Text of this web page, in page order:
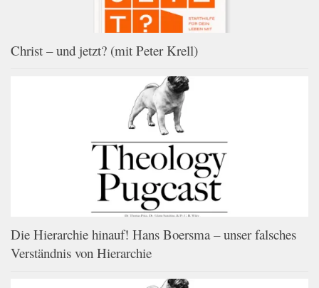
Christ – und jetzt? (mit Peter Krell)
Die Hierarchie hinauf! Hans Boersma – unser falsches
Verständnis von Hierarchie